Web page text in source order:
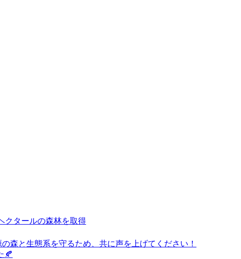
クタールの森林を取得
森と生態系を守るため、共に声を上げてください！
🍂